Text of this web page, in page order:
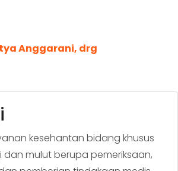
Anggarani, drg
kesehantan bidang khusus
dan mulut berupa pemeriksaan,